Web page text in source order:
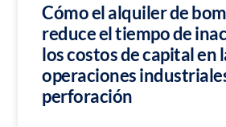
Cómo el alquiler de
reduce el tiempo de
los costos de capital en
operaciones
perforación